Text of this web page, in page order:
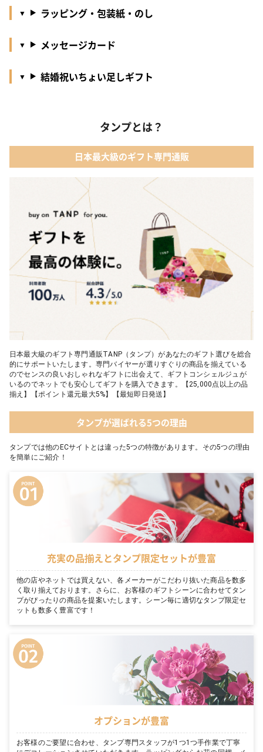
ラッピング・包装紙・のし
メッセージカード
結婚祝いちょい足しギフト
タンプとは？
日本最大級のギフト専門通販
日本最大級のギフト専門通販TANP（タンプ）があなたのギフト選びを総合
的にサポートいたします。専門バイヤーが選りすぐりの商品を揃えている
のでセンスの良いおしゃれなギフトに出会えて、ギフトコンシェルジュが
いるのでネットでも安心してギフトを購入できます。【25,000点以上の品
揃え】【ポイント還元最大5%】【最短即日発送】
タンプが選ばれる5つの理由
タンプでは他のECサイトとは違った5つの特徴があります。その5つの理由
を簡単にご紹介！
充実の品揃えとタンプ限定セットが豊富
他の店やネットでは買えない、各メーカーがこだわり抜いた商品を数多
く取り揃えております。さらに、お客様のギフトシーンに合わせてタン
プがぴったりの商品を提案いたします。シーン毎に適切なタンプ限定セ
ットも数多く豊富です！
オプションが豊富
お客様のご要望に合わせ、タンプ専門スタッフが1つ1つ手作業で丁寧